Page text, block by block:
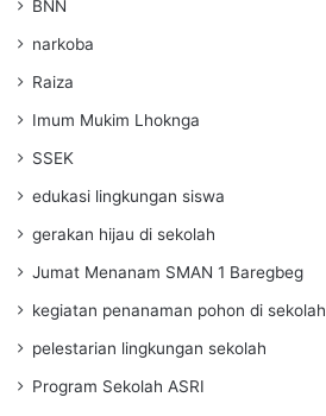
BNN
narkoba
Raiza
Imum Mukim Lhoknga
SSEK
edukasi lingkungan siswa
gerakan hijau di sekolah
Jumat Menanam SMAN 1 Baregbeg
kegiatan penanaman pohon di sekolah
pelestarian lingkungan sekolah
Program Sekolah ASRI